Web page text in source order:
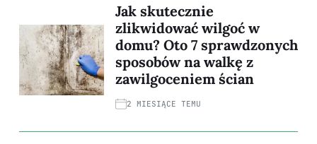
Jak skutecznie
zlikwidować wilgoć w
domu? Oto 7 sprawdzonych
sposobów na walkę z
zawilgoceniem ścian
2 MIESIĄCE TEMU